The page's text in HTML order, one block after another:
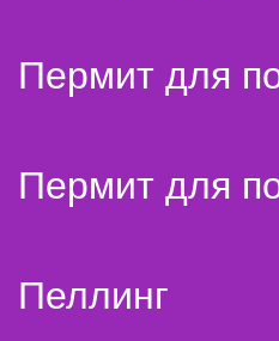
Пермит для
Пермит для
Пеллинг